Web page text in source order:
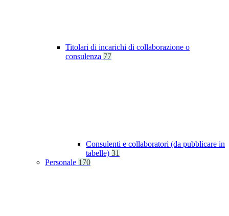
Titolari di incarichi di collaborazione o
consulenza 77
Consulenti e collaboratori (da pubblicare in
tabelle) 31
Personale 170